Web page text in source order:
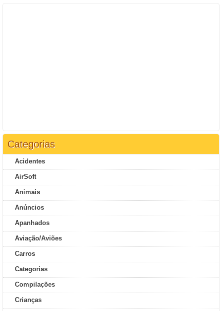
Categorias
Acidentes
AirSoft
Animais
Anúncios
Apanhados
Aviação/Aviões
Carros
Categorias
Compilações
Crianças